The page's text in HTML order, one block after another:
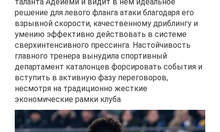
решение для левого фланга атаки благодаря его
взрывной скорости, качественному дриблингу и
умению эффективно действовать в системе
сверхинтенсивного прессинга. Настойчивость
главного тренера вынудила спортивный
департамент каталонцев форсировать события и
вступить в активную фазу переговоров,
несмотря на традиционно жесткие
экономические рамки клуба.